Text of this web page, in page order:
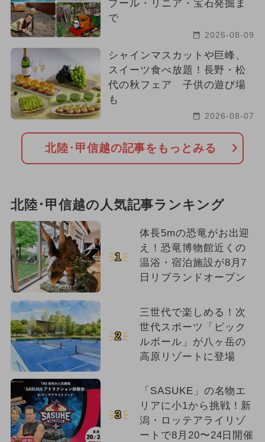
プール・リニア・宝石発掘ま
で
2026-08-09
シャインマスカットや巨峰、
スイーツ食べ放題！長野・松
代の秋フェア 子供の遊び場
も
2026-08-07
北陸･甲信越の記事をもっとみる
北陸･甲信越の人気記事ランキング
1
体長5mの恐竜がお出迎
え！恐竜博物館近くの
温浴・宿泊施設が8月7
日リブランドオープン
2
三世代で楽しめる！次
世代スポーツ「ピック
ルボール」が八ヶ岳の
高原リゾートに登場
3
「SASUKE」の名物エ
リアに小1から挑戦！新
潟・ロッテアライリゾ
ートで8月20〜24日開催